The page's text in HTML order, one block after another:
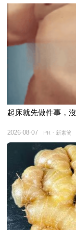
起床就先做件事，
PR・新素簡
2026-08-07